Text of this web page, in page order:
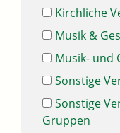
Kirchliche
Musik &
Musik- und
Sonstige
Sonstige
Gruppen